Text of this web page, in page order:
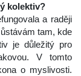
kolektiv?
a raději
tam, kde
je důležitý pro
V tomto
o myslivosti.